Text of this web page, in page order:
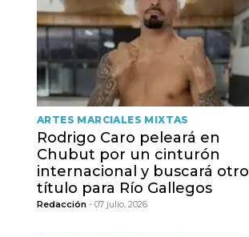
ARTES MARCIALES MIXTAS
Rodrigo Caro peleará en
Chubut por un cinturón
internacional y buscará otro
título para Río Gallegos
Redacción - 07 julio, 2026